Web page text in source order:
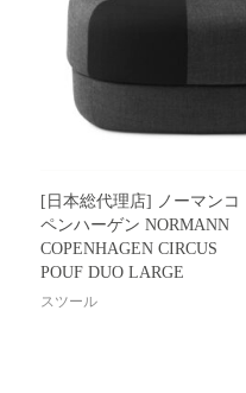
[日本総代理店] ノーマンコ
ペンハーゲン NORMANN
COPENHAGEN CIRCUS
POUF DUO LARGE
スツール